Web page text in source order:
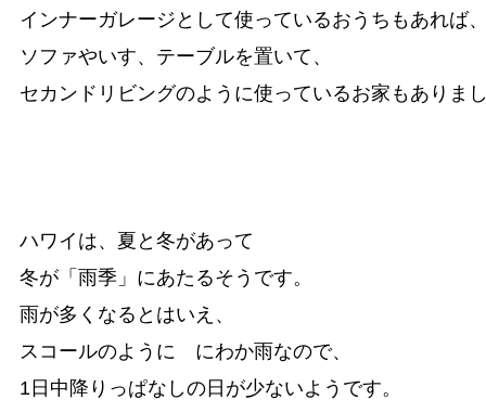
インナーガレージとして使っているおうちもあれば
ソファやいす、テーブルを置いて、
ハワイは、夏と冬があって
冬が「雨季」にあたるそうです。
雨が多くなるとはいえ、
スコールのように　にわか雨なので、
1日中降りっぱなしの日が少ないようです。